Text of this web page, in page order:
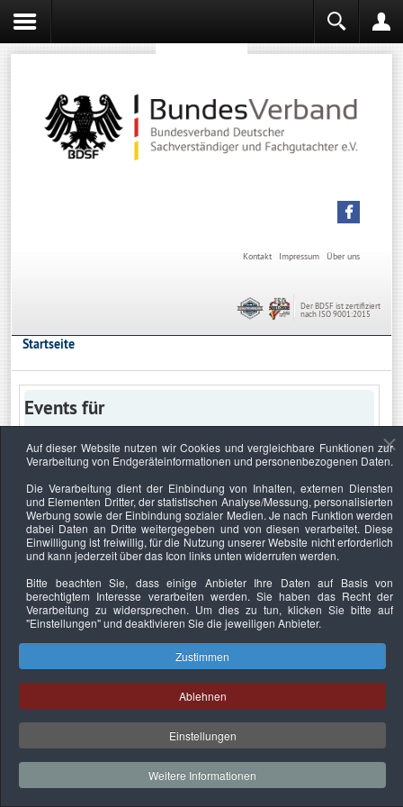
Über uns
Impressum
Kontakt
Der BDSF ist zertifiziert
nach ISO 9001:2015
Startseite
Events für
Keine Termine
Datenschutzerklärung Urheberrechtsnachweise Nachhaltigkeit
Copyright © 2026. Bundesverband Deutscher
Sachverständiger und Fachgutachter e.V..
Auf dieser Website nutzen wir Cookies und vergleichbare Funktionen zur
Verarbeitung von Endgeräteinformationen und personenbezogenen Daten.
Die Verarbeitung dient der Einbindung von Inhalten, externen Diensten
und Elementen Dritter, der statistischen Analyse/Messung, personalisierten
Werbung sowie der Einbindung sozialer Medien. Je nach Funktion werden
dabei Daten an Dritte weitergegeben und von diesen verarbeitet. Diese
Einwilligung ist freiwillig, für die Nutzung unserer Website nicht erforderlich
und kann jederzeit über das Icon links unten widerrufen werden.
Bitte beachten Sie, dass einige Anbieter Ihre Daten auf Basis von
berechtigtem Interesse verarbeiten werden. Sie haben das Recht der
Verarbeitung zu widersprechen. Um dies zu tun, klicken Sie bitte auf
"Einstellungen"und deaktivieren Sie die jeweiligen Anbieter.
Zustimmen
Ablehnen
Einstellungen
Weitere Informationen